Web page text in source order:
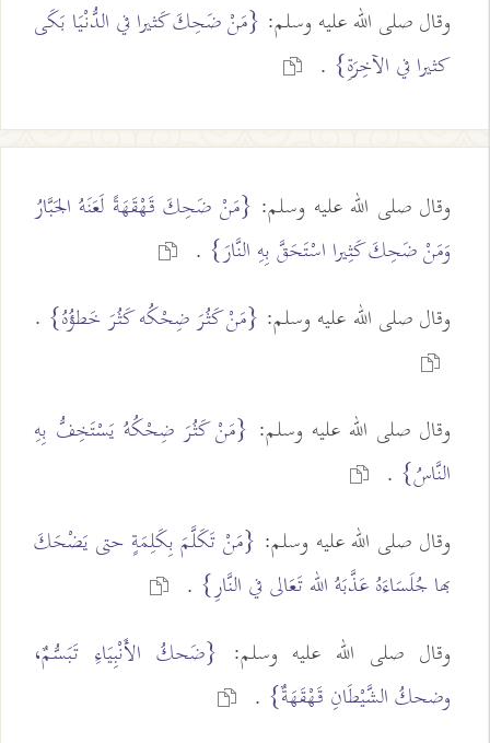
وقال صلى الله عليه وسلم: {مَنْ ضَحِكَ كَثيرا في الدُّنْيَا بَكَى
كثيرا في الآخِرَةِ} .
وقال صلى الله عليه وسلم: {مَنْ ضَحِكَ قَهْقَهَةً لَعَنَهُ الجَبَّارُ
وَمَنْ ضَحِكَ كَثِيرا اسْتَحَقَّ بِهِ النَّارَ} .
وقال صلى الله عليه وسلم: {مَنْ كَثُرَ ضِحْكُه كَثُرَ خَطؤُهُ} .
وقال صلى الله عليه وسلم: {مَنْ كَثُرَ ضِحْكُهُ يَسْتَخِفُّ بِهِ
النَّاسُ} .
وقال صلى الله عليه وسلم: {مَنْ تَكَلَّمَ بِكَلِمَةٍ حتى يَضْحَكَ
بها جُلَسَاءَهُ عَذَّبَهُ الله تَعَالى في النَّارِ} .
وقال صلى الله عليه وسلم: {ضَحكُ الأَنْبِيَاءِ تَبَسُّمٌ،
وضحكُ الشَّيْطَانِ قَهْقَهَةٌ} .